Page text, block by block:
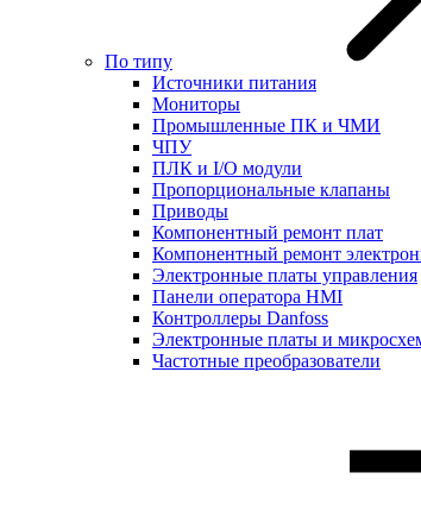
По типу
Источники питания
Мониторы
Промышленные ПК и ЧМИ
ЧПУ
ПЛК и I/O модули
Пропорциональные клапаны
Приводы
Компонентный ремонт плат
Компонентный ремонт
Электронные платы управления
Панели оператора HMI
Контроллеры Danfoss
Электронные платы и
Частотные преобразователи